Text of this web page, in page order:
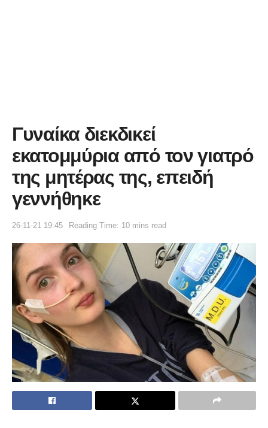
Γυναίκα διεκδικεί
εκατομμύρια από τον γιατρό
της μητέρας της, επειδή
γεννήθηκε
26-11-21 19:45 Reading Time: 10 mins read